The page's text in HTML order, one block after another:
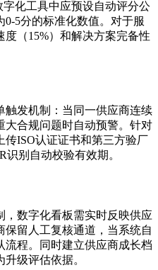
字化工具中应预设自动评分公
5分的标准化数值。对于服
（15%）和解决方案完备性
触发机制：当同一供应商连续
大合规问题时自动预警。针对
ISO认证证书和第三方验厂
别自动校验有效期。
数字化看板需实时反映供应
留人工复核通道，当系统自
程。同时建立供应商成长档
级评估依据。